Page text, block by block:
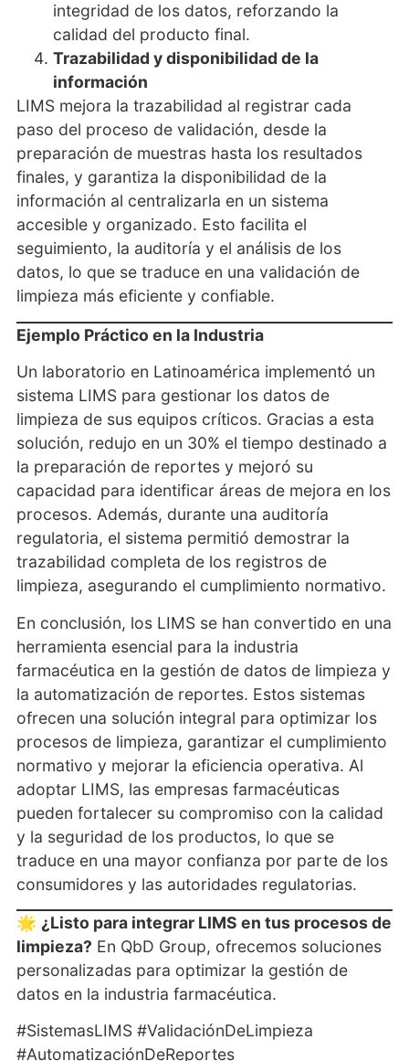
integridad de los datos, reforzando la
calidad del producto final.
Trazabilidad y disponibilidad de la
información
LIMS mejora la trazabilidad al registrar cada
paso del proceso de validación, desde la
preparación de muestras hasta los resultados
finales, y garantiza la disponibilidad de la
información al centralizarla en un sistema
accesible y organizado. Esto facilita el
seguimiento, la auditoría y el análisis de los
datos, lo que se traduce en una validación de
limpieza más eficiente y confiable.
Ejemplo Práctico en la Industria
Un laboratorio en Latinoamérica implementó un
sistema LIMS para gestionar los datos de
limpieza de sus equipos críticos. Gracias a esta
solución, redujo en un 30% el tiempo destinado a
la preparación de reportes y mejoró su
capacidad para identificar áreas de mejora en los
procesos. Además, durante una auditoría
regulatoria, el sistema permitió demostrar la
trazabilidad completa de los registros de
limpieza, asegurando el cumplimiento normativo.
En conclusión, los LIMS se han convertido en una
herramienta esencial para la industria
farmacéutica en la gestión de datos de limpieza y
la automatización de reportes. Estos sistemas
ofrecen una solución integral para optimizar los
procesos de limpieza, garantizar el cumplimiento
normativo y mejorar la eficiencia operativa. Al
adoptar LIMS, las empresas farmacéuticas
pueden fortalecer su compromiso con la calidad
y la seguridad de los productos, lo que se
traduce en una mayor confianza por parte de los
consumidores y las autoridades regulatorias.
🌟 ¿Listo para integrar LIMS en tus procesos de
limpieza? En QbD Group, ofrecemos soluciones
personalizadas para optimizar la gestión de
datos en la industria farmacéutica.
#SistemasLIMS #ValidaciónDeLimpieza
#AutomatizaciónDeReportes